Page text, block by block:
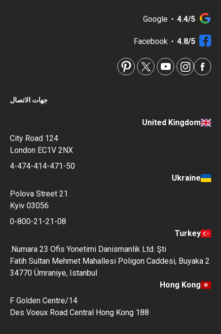
4.4/5
Google
4.8/5
Facebook
جهات الاتصال
United Kingdom
124 City Road
London EC1V 2NX
4-474-414-471-50
Ukraine
Polova Street 21
Kyiv 03056
0-800-21-21-08
Turkey
Numara 23 Ofis Yonetimi Danismanlik Ltd. Şti.
Fatih Sultan Mehmet Mahallesi Poligon Caddesi, Buyaka 2
34770 Ümraniye, Istanbul
Hong Kong
14/F Golden Centre
188 Des Voeux Road Central Hong Kong